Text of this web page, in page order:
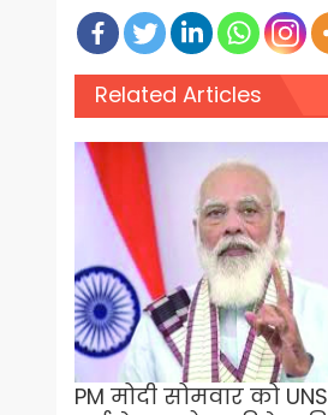
Related Articles
PM मोदी सोमवार को